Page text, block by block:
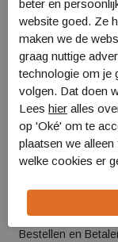
Materiaal: 77%
Voering: 86%
Pasvorm: Slim Fit,
Overige
Sneldrogend
Voorzien van
Meerdere
Optimale
De maat valt
Bestellen en
beter en
website goed. Ze
maken we de
graag nuttige
technologie om je
volgen. Dat doen
Lees hier alles
op 'Oké' om te
plaatsen we
welke cookies er